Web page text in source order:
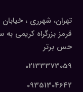
قرمز بزرگراه کریمی
حس برتر
02133373059
09351304642